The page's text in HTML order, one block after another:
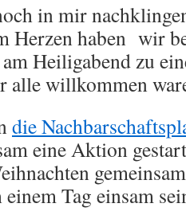
in mir
Herzen haben wir
Heiligabend zu
alle willkommen
die
eine Aktion
Tag einsam